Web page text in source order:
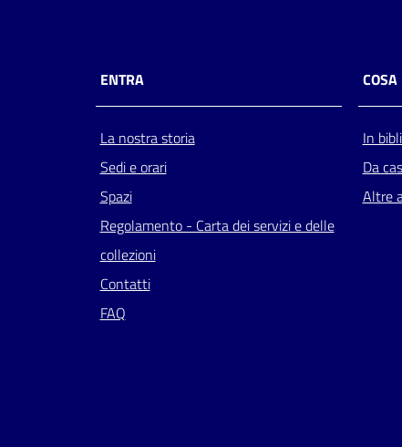
ENTRA
La nostra storia
Sedi e orari
Spazi
Regolamento - Carta dei servizi e delle
collezioni
Contatti
FAQ
In
Da
Altre